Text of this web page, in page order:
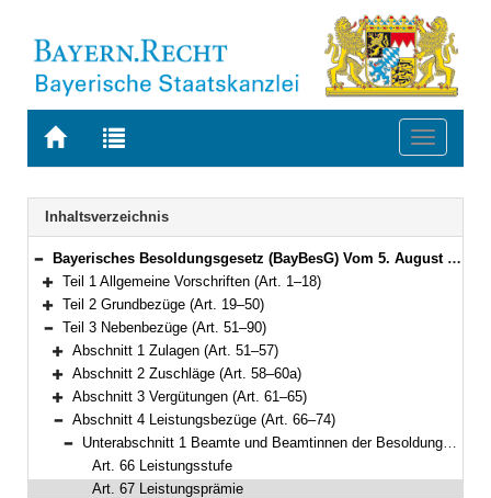
Zur
BAYERN.RECHT
Zur
letzten
Suche
Toggle
Navigation
Inhaltsverzeichnis
Bereich reduzieren
Bayerisches Besoldungsgesetz (BayBesG) Vom 5. August 2010 (GVBl. S. 410, 764) BayRS 2032-1-1-F (Art. 1–111)
Bereich erweitern
Teil 1 Allgemeine Vorschriften (Art. 1–18)
Bereich erweitern
Teil 2 Grundbezüge (Art. 19–50)
Bereich reduzieren
Teil 3 Nebenbezüge (Art. 51–90)
Bereich erweitern
Abschnitt 1 Zulagen (Art. 51–57)
Bereich erweitern
Abschnitt 2 Zuschläge (Art. 58–60a)
Bereich erweitern
Abschnitt 3 Vergütungen (Art. 61–65)
Bereich reduzieren
Abschnitt 4 Leistungsbezüge (Art. 66–74)
Bereich reduzieren
Unterabschnitt 1 Beamte und Beamtinnen der Besoldungsordnungen A und B (Art. 66–68)
Art. 66 Leistungsstufe
Art. 67 Leistungsprämie